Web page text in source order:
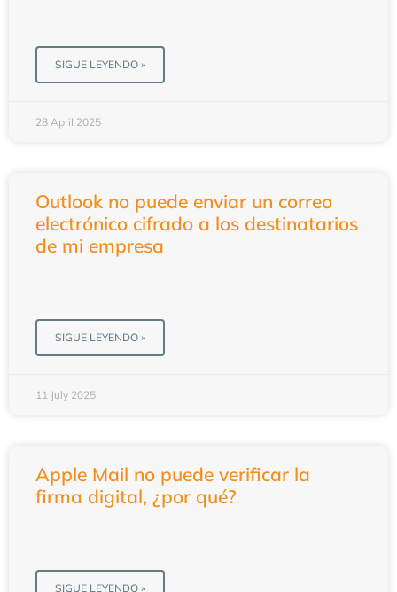
SIGUE LEYENDO »
28 April 2025
Outlook no puede enviar un correo
electrónico cifrado a los destinatarios
de mi empresa
SIGUE LEYENDO »
11 July 2025
Apple Mail no puede verificar la
firma digital, ¿por qué?
SIGUE LEYENDO »